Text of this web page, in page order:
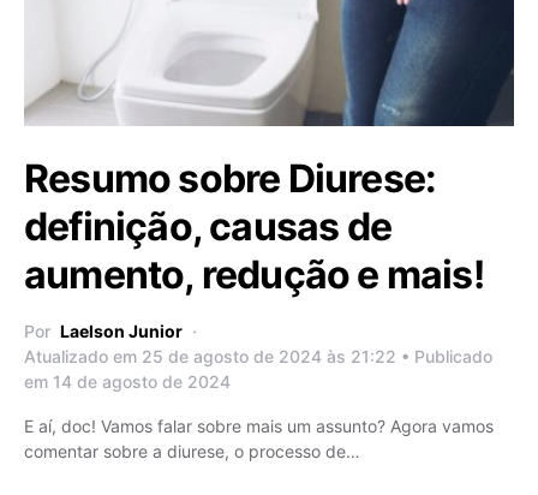
Resumo sobre Diurese:
definição, causas de
aumento, redução e mais!
Por Laelson Junior
Atualizado em 25 de agosto de 2024 às 21:22 • Publicado
em 14 de agosto de 2024
E aí, doc! Vamos falar sobre mais um assunto? Agora vamos
comentar sobre a diurese, o processo de…